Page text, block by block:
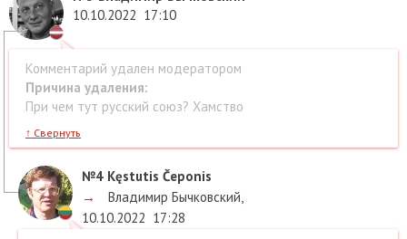
10.10.2022 17:10
Комментарий удален модератором
Причина удаления:
При чем тут русский союз? Хамство
↑ Свернуть
№4 Kęstutis Čeponis
→
Владимир Бычковский,
10.10.2022 17:28